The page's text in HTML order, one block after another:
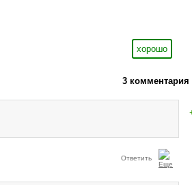
хорошо
3 комментария
Ответить